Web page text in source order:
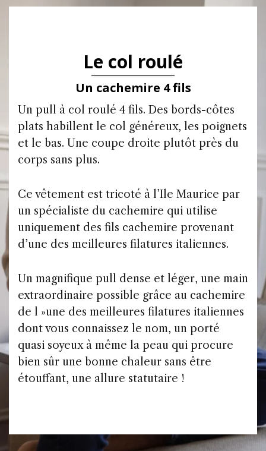
Le col roulé
Un cachemire 4 fils
Un pull à col roulé 4 fils. Des bords-côtes
plats habillent le col généreux, les poignets
et le bas. Une coupe droite plutôt près du
corps sans plus.
Ce vêtement est tricoté à l’Ile Maurice par
un spécialiste du cachemire qui utilise
uniquement des fils cachemire provenant
d’une des meilleures filatures italiennes.
Un magnifique pull dense et léger, une main
extraordinaire possible grâce au cachemire
de l »une des meilleures filatures italiennes
dont vous connaissez le nom, un porté
quasi soyeux à même la peau qui procure
bien sûr une bonne chaleur sans être
étouffant, une allure statutaire !